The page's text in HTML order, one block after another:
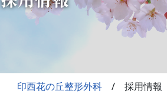
印西花の丘整形外科 採用情報